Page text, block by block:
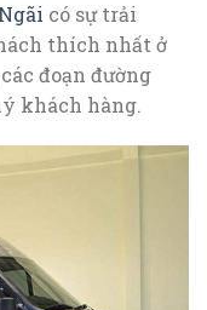
có sự trải
thích nhất ở
đoạn đường
khách hàng.